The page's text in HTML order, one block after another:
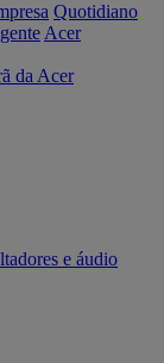
Quotidiano
Acer
da Acer
e áudio